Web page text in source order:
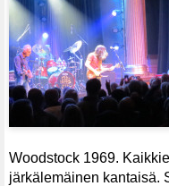
Woodstock 1969.
järkälemäinen kantaisä.